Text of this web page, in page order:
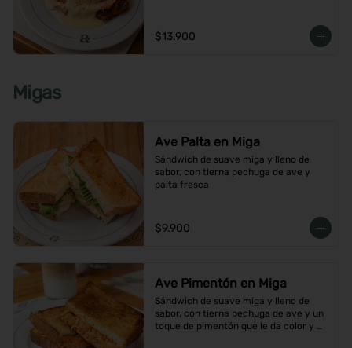
$13.900
Migas
Ave Palta en Miga
Sándwich de suave miga y lleno de
sabor, con tierna pechuga de ave y
palta fresca
$9.900
Ave Pimentón en Miga
Sándwich de suave miga y lleno de
sabor, con tierna pechuga de ave y un
toque de pimentón que le da color y